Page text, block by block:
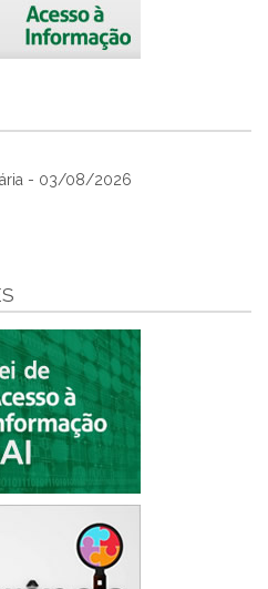
- 03/08/2026